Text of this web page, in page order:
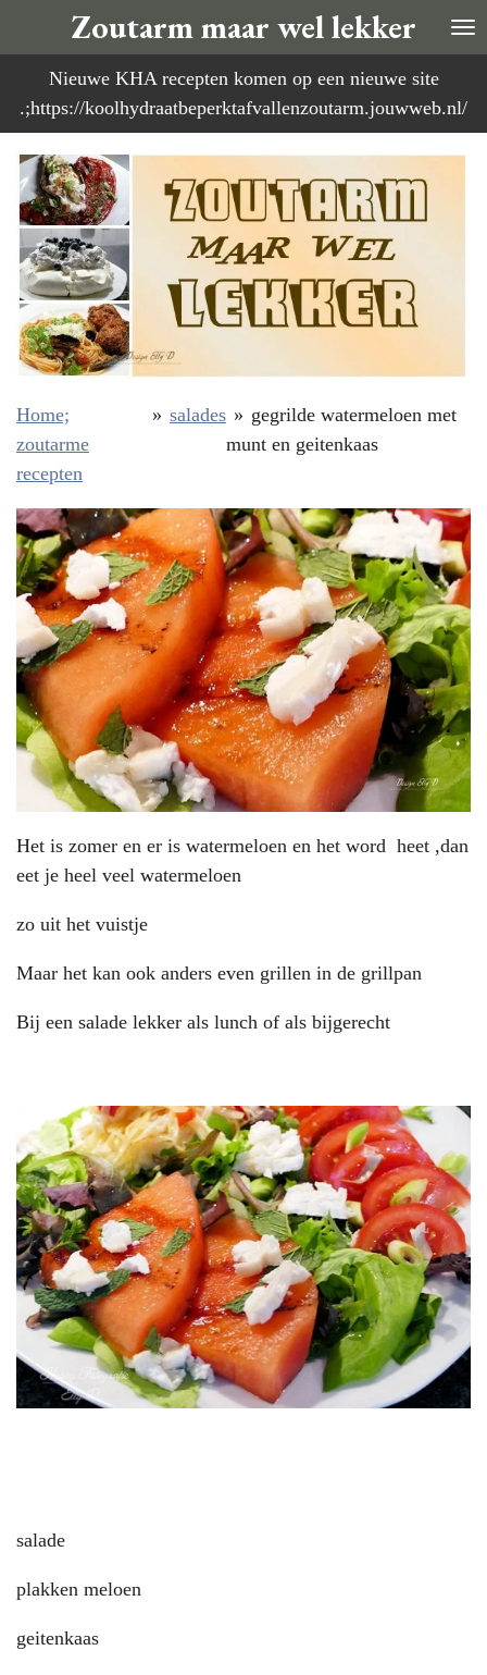
direct
naar
de
Zoutarm maar wel lekker
Nieuwe KHA recepten komen op een nieuwe site
.;https://koolhydraatbeperktafvallenzoutarm.jouwweb.nl/
Home;
zoutarme
recepten
» salades » gegrilde watermeloen met
munt en geitenkaas
Het is zomer en er is watermeloen en het word heet ,dan
eet je heel veel watermeloen
zo uit het vuistje
Maar het kan ook anders even grillen in de grillpan
Bij een salade lekker als lunch of als bijgerecht
salade
plakken meloen
geitenkaas